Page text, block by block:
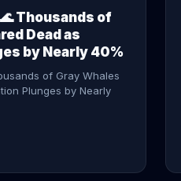
Thousands of
Dead as
by Nearly 40%
of Gray Whales
Plunges by Nearly